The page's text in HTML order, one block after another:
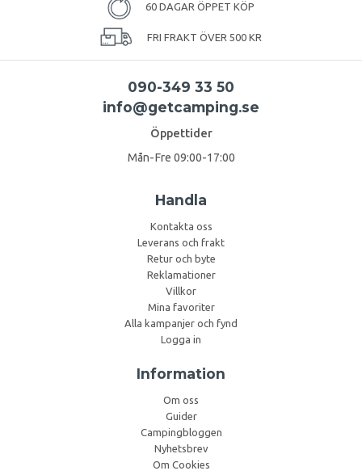
60 DAGAR ÖPPET KÖP
FRI FRAKT ÖVER 500 KR
090-349 33 50
info@getcamping.se
Öppettider
Mån-Fre 09:00-17:00
Handla
Kontakta oss
Leverans och frakt
Retur och byte
Reklamationer
Villkor
Mina favoriter
Alla kampanjer och fynd
Logga in
Information
Om oss
Guider
Campingbloggen
Nyhetsbrev
Om Cookies